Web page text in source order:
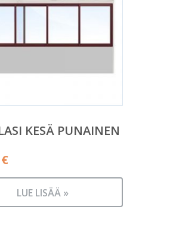
KESÄ PUNAINEN
€
LUE LISÄÄ »